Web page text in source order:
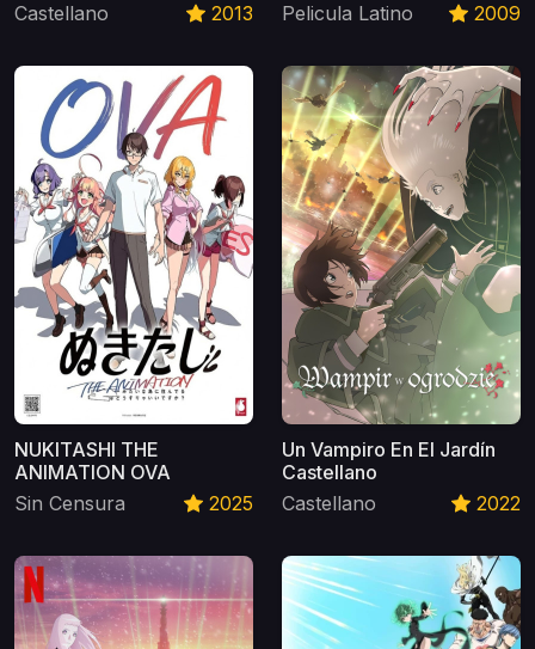
Castellano
2013
Pelicula Latino
2009
NUKITASHI THE
ANIMATION OVA
Sin Censura
2025
Un Vampiro En El Jardín
Castellano
Castellano
2022